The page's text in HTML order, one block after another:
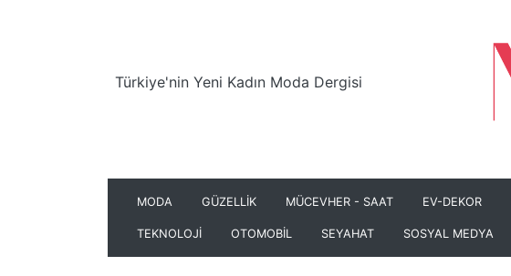
Türkiye'nin Yeni Kadın Moda Dergisi
MODA GÜZELLİK MÜCEVHER - SAAT EV-DEKOR
TEKNOLOJİ OTOMOBİL SEYAHAT SOSYAL MEDYA